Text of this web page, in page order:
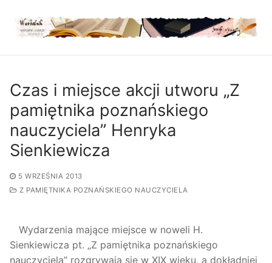
treści
Czas i miejsce akcji utworu „Z
pamiętnika poznańskiego
nauczyciela” Henryka
Sienkiewicza
5 WRZEŚNIA 2013
Z PAMIĘTNIKA POZNAŃSKIEGO NAUCZYCIELA
Wydarzenia mające miejsce w noweli H.
Sienkiewicza pt. „Z pamiętnika poznańskiego
nauczyciela” rozgrywają się w XIX wieku, a dokładniej